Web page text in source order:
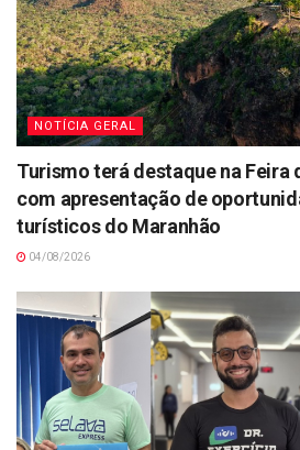
NOTÍCIA GERAL
Turismo terá destaque na Feira
com apresentação de
turísticos do Maranhão
04/08/2026